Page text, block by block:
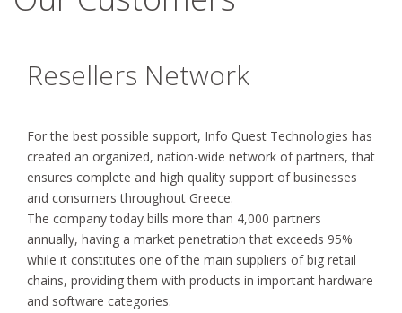
Resellers Network
For the best possible support, Info Quest Technologies has
created an organized, nation-wide network of partners, that
ensures complete and high quality support of businesses
and consumers throughout Greece.
The company today bills more than 4,000 partners
annually, having a market penetration that exceeds 95%
while it constitutes one of the main suppliers of big retail
chains, providing them with products in important hardware
and software categories.